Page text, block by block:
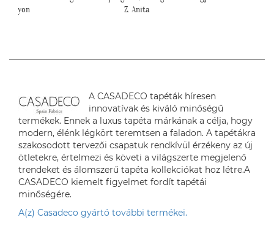
cseresznye virágos tapéta."
A CASADECO tapéták híresen
innovatívak és kiváló minőségű
termékek. Ennek a luxus tapéta márkának a célja, hogy
modern, élénk légkört teremtsen a faladon. A tapétákra
szakosodott tervezői csapatuk rendkívül érzékeny az új
ötletekre, értelmezi és követi a világszerte megjelenő
trendeket és álomszerű tapéta kollekciókat hoz létre.A
CASADECO kiemelt figyelmet fordít tapétái
minőségére.
A(z) Casadeco gyártó további termékei.